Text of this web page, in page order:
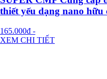
thiết yếu dạng nano
165.000đ -
XEM CHI TIẾT